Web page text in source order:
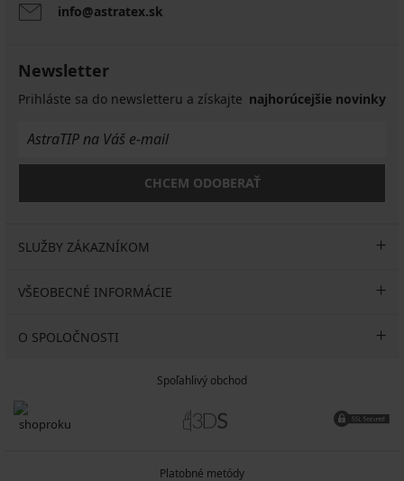
info@astratex.sk
Newsletter
Prihláste sa do newsletteru a získajte najhorúcejšie novinky
CHCEM ODOBERAŤ
SLUŽBY ZÁKAZNÍKOM
VŠEOBECNÉ INFORMÁCIE
O SPOLOČNOSTI
Spoľahlivý obchod
Platobné metódy